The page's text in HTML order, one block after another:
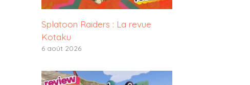
Splatoon Raiders : La revue
Kotaku
6 août 2026